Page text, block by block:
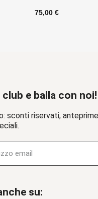
60,00 €
club e balla con noi!
sconti riservati,
su: